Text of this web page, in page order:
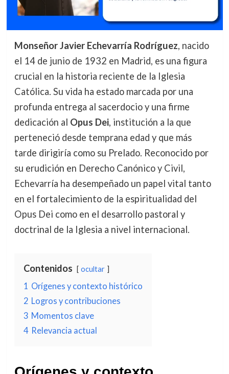
Monseñor Javier Echevarría Rodríguez, nacido
el 14 de junio de 1932 en Madrid, es una figura
crucial en la historia reciente de la Iglesia
Católica. Su vida ha estado marcada por una
profunda entrega al sacerdocio y una firme
dedicación al Opus Dei, institución a la que
perteneció desde temprana edad y que más
tarde dirigiría como su Prelado. Reconocido por
su erudición en Derecho Canónico y Civil,
Echevarría ha desempeñado un papel vital tanto
en el fortalecimiento de la espiritualidad del
Opus Dei como en el desarrollo pastoral y
doctrinal de la Iglesia a nivel internacional.
Contenidos ocultar
1 Orígenes y contexto histórico
2 Logros y contribuciones
3 Momentos clave
4 Relevancia actual